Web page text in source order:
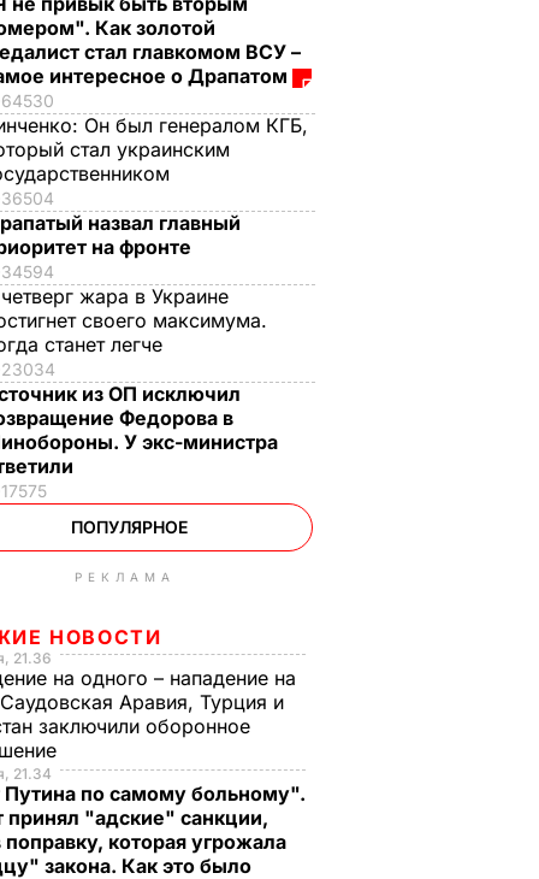
Как золотой
стал главкомом ВСУ –
интересное о Драпатом
64530
Он был генералом КГБ,
стал украинским
36504
назвал главный
на фронте
34594
жара в Украине
своего максимума.
станет легче
23034
из ОП исключил
Федорова в
У экс-министра
17575
ПОПУЛЯРНОЕ
РЕКЛАМА
НОВОСТИ
21.36
на одного – нападение на
Аравия, Турция и
заключили оборонное
21.34
Путина по самому больному".
принял "адские" санкции,
поправку, которая угрожала
закона. Как это было